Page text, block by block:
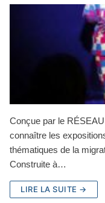
Conçue par le
connaître les
thématiques de la
Construite à…
LIRE LA SUITE →